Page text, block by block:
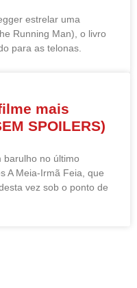
estrelar uma
Running Man), o livro
para as telonas.
mais
SPOILERS)
barulho no último
A Meia-Irmã Feia, que
vez sob o ponto de